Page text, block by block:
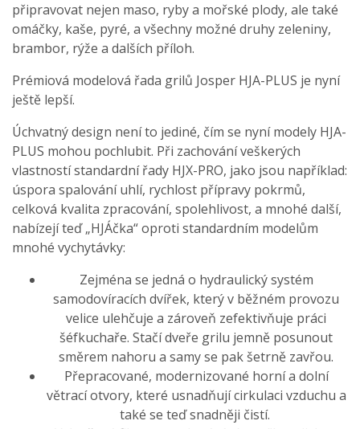
připravovat nejen maso, ryby a mořské plody, ale také
omáčky, kaše, pyré, a všechny možné druhy zeleniny,
brambor, rýže a dalších příloh.
Prémiová modelová řada grilů Josper HJA-PLUS je nyní
ještě lepší.
Úchvatný design není to jediné, čím se nyní modely HJA-
PLUS mohou pochlubit. Při zachování veškerých
vlastností standardní řady HJX-PRO, jako jsou například:
úspora spalování uhlí, rychlost přípravy pokrmů,
celková kvalita zpracování, spolehlivost, a mnohé další,
nabízejí teď „HJÁčka“ oproti standardním modelům
mnohé vychytávky:
Zejména se jedná o hydraulický systém
samodovíracích dvířek, který v běžném provozu
velice ulehčuje a zároveň zefektivňuje práci
šéfkuchaře. Stačí dveře grilu jemně posunout
směrem nahoru a samy se pak šetrně zavřou.
Přepracované, modernizované horní a dolní
větrací otvory, které usnadňují cirkulaci vzduchu a
také se teď snadněji čistí.